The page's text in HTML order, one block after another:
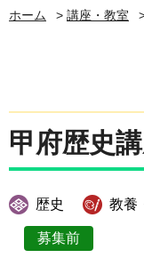
ホーム > 講座・教室
甲府歴史
歴史 教養
募集前